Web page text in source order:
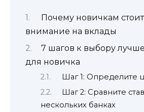
Почему новичкам
внимание на вклады
7 шагов к выбору
для новичка
Шаг 1: Определите
Шаг 2: Сравните
нескольких банках